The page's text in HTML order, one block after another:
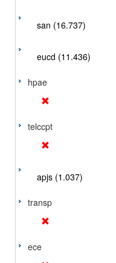
san (16.737)
eucd (11.436)
hpae
telccpt
apjs (1.037)
transp
ece